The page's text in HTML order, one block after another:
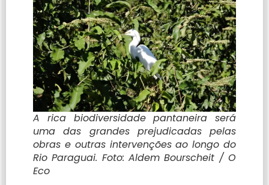
A rica biodiversidade pantaneira será
uma das grandes prejudicadas pelas
obras e outras intervenções ao longo do
Rio Paraguai. Foto: Aldem Bourscheit / O
Eco